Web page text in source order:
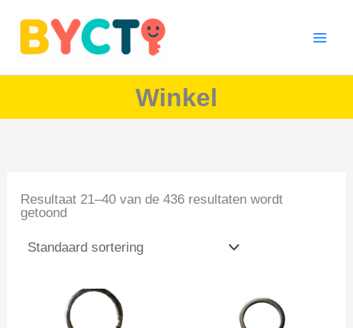
inhoud
Winkel
Resultaat 21–40 van de 436 resultaten wordt
getoond